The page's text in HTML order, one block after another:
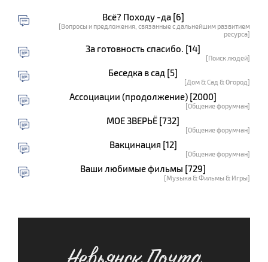
Всё? Походу -да [6]
[Вопросы и предложения, связанные с дальнейшим развитием
ресурса]
За готовность спасибо. [14]
[Поиск людей]
Беседка в сад [5]
[Дом & Сад & Огород]
Ассоциации (продолжение) [2000]
[Общение форумчан]
МОЕ ЗВЕРЬЁ [732]
[Общение форумчан]
Вакцинация [12]
[Общение форумчан]
Ваши любимые фильмы [729]
[Музыка & Фильмы & Игры]